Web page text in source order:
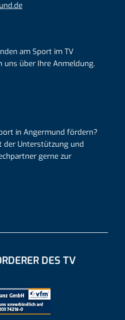
am Sport im TV
uns über Ihre Anmeldung.
in Angermund fördern?
der Unterstützung und
gerne zur
DES TV